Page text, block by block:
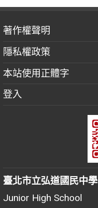
著作權聲明
隱私權政策
本站使用正體字
登入
臺北市立弘道國民中學
Junior High School